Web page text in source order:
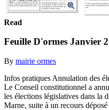
Read
Feuille D'ormes Janvier
By mairie ormes
Infos pratiques Annulation des
Le Conseil constitutionnel a
les élections législatives dans la
Marne, suite à un recours